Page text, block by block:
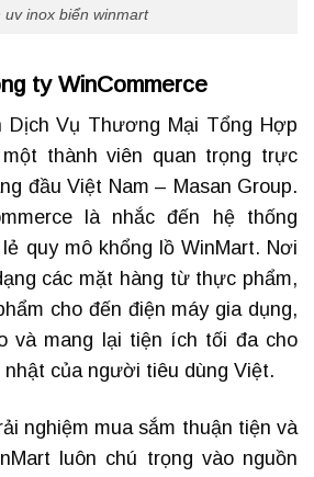
uv inox biển winmart
ty WinCommerce
Dịch Vụ Thương Mại Tổng Hợp
một thành viên quan trọng trực
đầu Việt Nam – Masan Group.
là nhắc đến hệ thống
quy mô khổng lồ WinMart. Nơi
các mặt hàng từ thực phẩm,
cho đến điện máy gia dụng,
và mang lại tiện ích tối đa cho
của người tiêu dùng Việt.
nghiệm mua sắm thuận tiện và
luôn chú trọng vào nguồn